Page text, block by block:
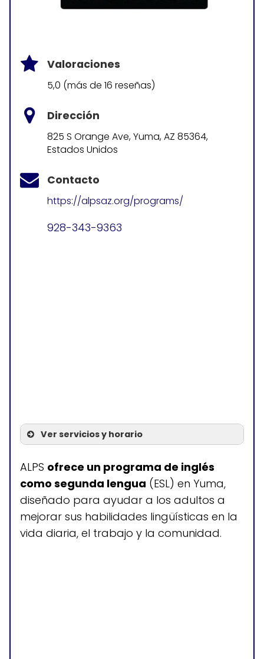
Valoraciones
5,0 (más de 16 reseñas)
Dirección
825 S Orange Ave, Yuma, AZ 85364,
Estados Unidos
Contacto
https://alpsaz.org/programs/
928-343-9363
Ver servicios y horario
Servicios
Clases de inglés para
hablantes de otros idiomas
(ESOL)
ALPS ofrece un programa de inglés
como segunda lengua (ESL) en Yuma,
diseñado para ayudar a los adultos a
mejorar sus habilidades lingüísticas en la
vida diaria, el trabajo y la comunidad.